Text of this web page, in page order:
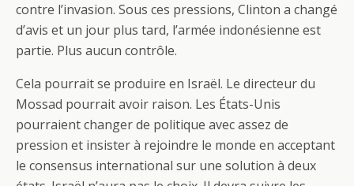
contre l’invasion. Sous ces pressions, Clinton a changé
d’avis et un jour plus tard, l’armée indonésienne est
partie. Plus aucun contrôle.
Cela pourrait se produire en Israël. Le directeur du
Mossad pourrait avoir raison. Les États-Unis
pourraient changer de politique avec assez de
pression et insister à rejoindre le monde en acceptant
le consensus international sur une solution à deux